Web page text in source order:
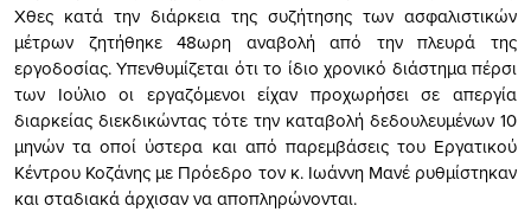
Χθες κατά την διάρκεια της συζήτησης των ασφαλιστικών
μέτρων ζητήθηκε 48ωρη αναβολή από την πλευρά της
εργοδοσίας. Υπενθυμίζεται ότι το ίδιο χρονικό διάστημα πέρσι
των Ιούλιο οι εργαζόμενοι είχαν προχωρήσει σε απεργία
διαρκείας διεκδικώντας τότε την καταβολή δεδουλευμένων 10
μηνών τα οποί ύστερα και από παρεμβάσεις του Εργατικού
Κέντρου Κοζάνης με Πρόεδρο τον κ. Ιωάννη Μανέ ρυθμίστηκαν
και σταδιακά άρχισαν να αποπληρώνονται.